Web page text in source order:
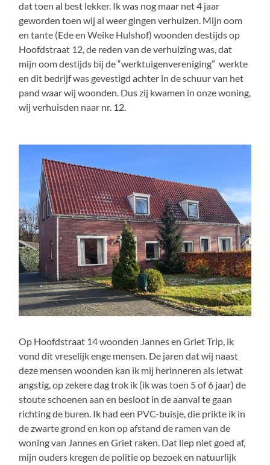
dat toen al best lekker. Ik was nog maar net 4 jaar
geworden toen wij al weer gingen verhuizen. Mijn oom
en tante (Ede en Weike Hulshof) woonden destijds op
Hoofdstraat 12, de reden van de verhuizing was, dat
mijn oom destijds bij de “werktuigenvereniging” werkte
en dit bedrijf was gevestigd achter in de schuur van het
pand waar wij woonden. Dus zij kwamen in onze woning,
wij verhuisden naar nr. 12.
Op Hoofdstraat 14 woonden Jannes en Griet Trip, ik
vond dit vreselijk enge mensen. De jaren dat wij naast
deze mensen woonden kan ik mij herinneren als ietwat
angstig, op zekere dag trok ik (ik was toen 5 of 6 jaar) de
stoute schoenen aan en besloot in de aanval te gaan
richting de buren. Ik had een PVC-buisje, die prikte ik in
de zwarte grond en kon op afstand de ramen van de
woning van Jannes en Griet raken. Dat liep niet goed af,
mijn ouders kregen de politie op bezoek en natuurlijk